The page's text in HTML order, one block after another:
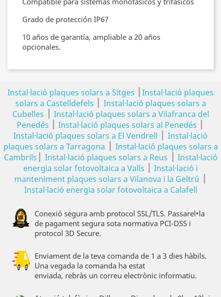
Grado de protección IP67
10 años de garantía, ampliable a 20 años
opcionales.
Instal·lació plaques solars a Sitges | Instal·lació plaques
solars a Castelldefels | Instal·lació plaques solars a
Cubelles | Instal·lació plaques solars a Vilafranca del
Penedés | Instal·lació plaques solars al Penedés |
Instal·lació plaques solars a El Vendrell | Instal·lació
plaques solars a Tarragona | Instal·lació plaques solars a
Cambrils | Instal·lació plaques solars a Reus | Instal·lació
energia solar fotovoltaica a Valls | Instal·lació i
manteniment plaques solars a Vilanova i la Geltrú |
Instal·lació energia solar fotovoltaica a Calafell
Conexió segura amb protocol SSL/TLS. Passarel•la
de pagament segura sota normativa PCI-DSS i
protocol 3D Secure.
Enviament de la teva comanda de 1 a 3 dies hàbils.
Una vegada la comanda ha estat
enviada, rebràs un correu electrònic informatiu.